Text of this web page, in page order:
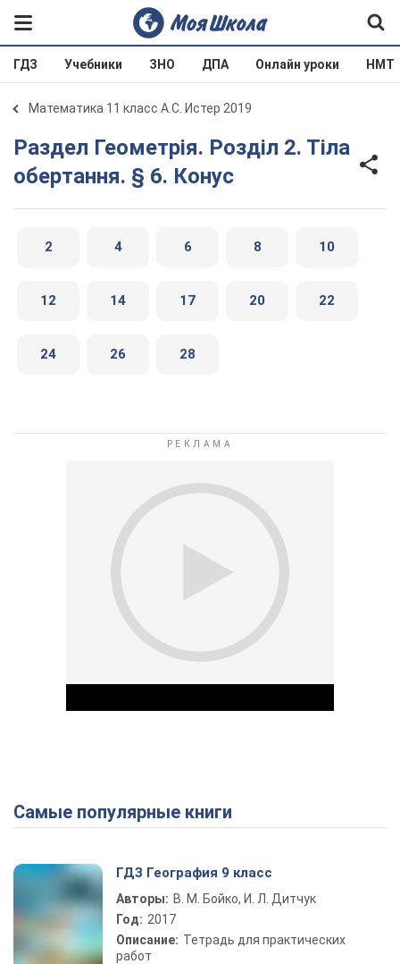
ГДЗ Учебники ЗНО ДПА Онлайн уроки НМТ
Математика 11 класс А.С. Истер 2019
Раздел Геометрія. Розділ 2. Тіла
обертання. § 6. Конус
2 4 6 8 10
12 14 17 20 22
24 26 28
Play Video
Самые популярные книги
ГДЗ География 9 класс
Авторы: В. М. Бойко, И. Л. Дитчук
Год: 2017
Описание: Тетрадь для практических
работ